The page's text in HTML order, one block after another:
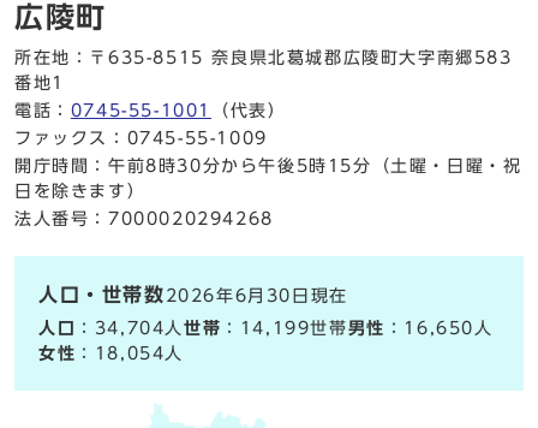
広陵町
所在地：〒635-8515 奈良県北葛城郡広陵町大字南郷583
番地1
電話： 0745-55-1001
（代表）
ファックス：0745-55-1009
開庁時間：午前8時30分から午後5時15分（土曜・日曜・祝
日を除きます）
法人番号：7000020294268
人口・世帯数 2026年6月30日現在
人口
：34,704人世帯 ：14,199世帯男性 ：16,650人
女性 ：18,054人